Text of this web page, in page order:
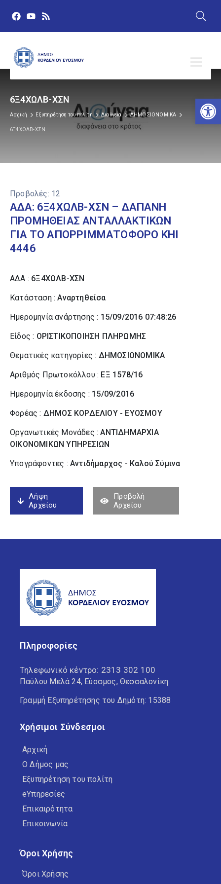
6Ξ4ΧΩΛΒ-ΧΣΝ
Αρχική Εξυπηρέτηση του πολίτη Διαύγεια ΔΗΜΟΣΙΟΝΟΜΙΚΑ
6Ξ4ΧΩΛΒ-ΧΣΝ
Προβολές: 12
ΑΔΑ: 6Ξ4ΧΩΛΒ-ΧΣΝ – ΔΑΠΑΝΗ
ΠΡΟΜΗΘΕΙΑΣ ΑΝΤΑΛΛΑΚΤΙΚΩΝ
ΓΙΑ ΤΟ ΑΠΟΡΡΙΜΜΑΤΟΦΟΡΟ ΚΗΙ
4446
ΑΔΑ : 6Ξ4ΧΩΛΒ-ΧΣΝ
Κατάσταση :Αναρτηθείσα
Ημερομηνία ανάρτησης : 15/09/2016 07:48:26
Είδος : ΟΡΙΣΤΙΚΟΠΟΙΗΣΗ ΠΛΗΡΩΜΗΣ
Θεματικές κατηγορίες : ΔΗΜΟΣΙΟΝΟΜΙΚΑ
Αριθμός Πρωτοκόλλου : ΕΞ 1578/16
Ημερομηνία έκδοσης : 15/09/2016
Φορέας : ΔΗΜΟΣ ΚΟΡΔΕΛΙΟΥ - ΕΥΟΣΜΟΥ
Οργανωτικές Μονάδες :ΑΝΤΙΔΗΜΑΡΧΙΑ
ΟΙΚΟΝΟΜΙΚΩΝ ΥΠΗΡΕΣΙΩΝ
Υπογράφοντες : Αντιδήμαρχος - Καλού Σύµινα
Λήψη
Αρχείου
Προβολή
Αρχείου
Πληροφορίες
Τηλεφωνικό κέντρο: 2313 302 100
Παύλου Μελά 24, Εύοσμος, Θεσσαλονίκη
Γραμμή Εξυπηρέτησης του Δημότη: 15388
Χρήσιμοι Σύνδεσμοι
Αρχική
Ο Δήμος μας
Εξυπηρέτηση του πολίτη
eΥπηρεσίες
Επικαιρότητα
Επικοινωνία
Όροι Χρήσης
Όροι Χρήσης